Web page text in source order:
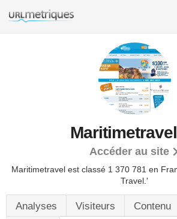
Accéder au site
Maritimetravel est classé 1 370 781 en
Travel.'
Analyses Visiteurs Contenu